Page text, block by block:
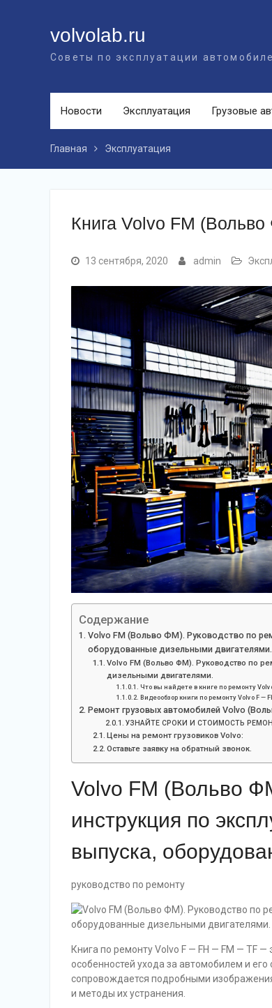
volvolab.ru
Советы по эксплуатации
Новости Эксплуатация Грузовые
Главная Эксплуатация
Книга Volvo FM
13 сентября, 2020 admin
Содержание
Volvo FM (Вольво ФМ). Руководство по
оборудованные дизельными двигателями.
Volvo FM (Вольво ФМ). Руководство по
дизельными двигателями.
Что вы найдете в книге по ремонту
Видеообзор книги по ремонту Volvo F
Ремонт грузовых автомобилей Volvo
УЗНАЙТЕ СРОКИ И СТОИМОСТЬ
Цены на ремонт грузовиков Volvo:
Оставьте заявку на обратный звонок.
Volvo FM (Вольво
инструкция по
выпуска,
руководство по ремонту
Книга по ремонту Volvo F — FH — FM — TF
особенностей ухода за автомобилем и
сопровождается подробными
и методы их устранения.